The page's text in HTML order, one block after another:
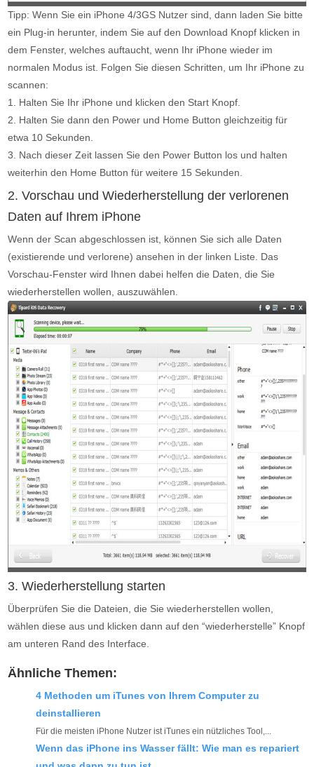
Tipp: Wenn Sie ein iPhone 4/3GS Nutzer sind, dann laden Sie bitte
ein Plug-in herunter, indem Sie auf den Download Knopf klicken in
dem Fenster, welches auftaucht, wenn Ihr iPhone wieder im
normalen Modus ist. Folgen Sie diesen Schritten, um Ihr iPhone zu
scannen:
1. Halten Sie Ihr iPhone und klicken den Start Knopf.
2. Halten Sie dann den Power und Home Button gleichzeitig für
etwa 10 Sekunden.
3. Nach dieser Zeit lassen Sie den Power Button los und halten
weiterhin den Home Button für weitere 15 Sekunden.
2. Vorschau und Wiederherstellung der verlorenen
Daten auf Ihrem iPhone
Wenn der Scan abgeschlossen ist, können Sie sich alle Daten
(existierende und verlorene) ansehen in der linken Liste. Das
Vorschau-Fenster wird Ihnen dabei helfen die Daten, die Sie
wiederherstellen wollen, auszuwählen.
3. Wiederherstellung starten
Überprüfen Sie die Dateien, die Sie wiederherstellen wollen,
wählen diese aus und klicken dann auf den “wiederherstelle” Knopf
am unteren Rand des Interface.
Ähnliche Themen:
4 Methoden um iTunes von Ihrem Computer zu
deinstallieren
Für die meisten iPhone Nutzer ist iTunes ein nützliches Tool,...
Wenn das iPhone ins Wasser fällt: Wie man es repariert